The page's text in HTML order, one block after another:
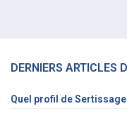
DERNIERS ARTICLES
Quel profil de